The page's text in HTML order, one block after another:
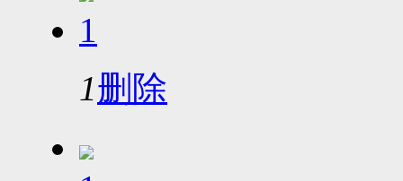
1
1删除